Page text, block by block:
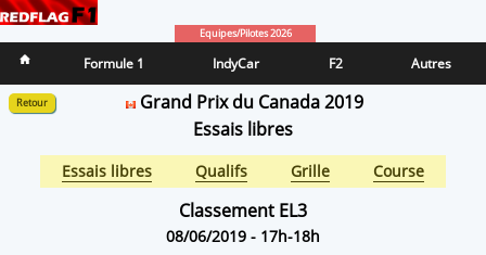
Equipes/Pilotes 2026
Formule 1 IndyCar F2 Autres
Retour
Grand Prix du Canada 2019
Essais libres
Essais libres Qualifs Grille Course
Classement EL3
08/06/2019 - 17h-18h